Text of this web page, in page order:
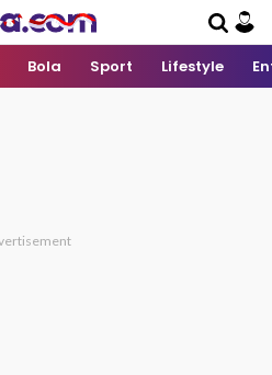
Bola Sport Lifestyle